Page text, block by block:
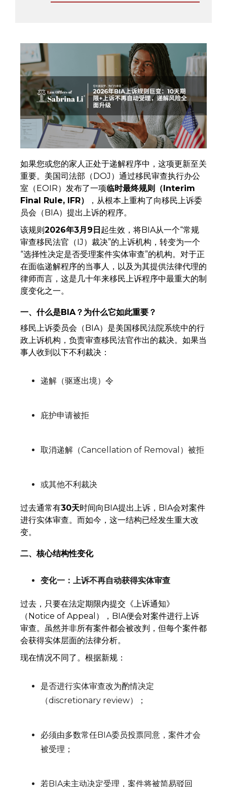
如果您或您的家人正处于递解程序中，这项更新至关
重要。美国司法部（DOJ）通过移民审查执行办公
室（EOIR）发布了一项临时最终规则（Interim
Final Rule, IFR）
，从根本上重构了向移民上诉委
员会（BIA）提出上诉的程序。
该规则2026年3月9日起生效，将BIA从一个“常规
审查移民法官（IJ）裁决”的上诉机构，转变为一个
“选择性决定是否受理案件实体审查”的机构。对于正
在面临递解程序的当事人，以及为其提供法律代理的
律师而言，这是几十年来移民上诉程序中最重大的制
度变化之一。
一、什么是BIA？为什么它如此重要？
移民上诉委员会（BIA）是美国移民法院系统中的行
政上诉机构，负责审查移民法官作出的裁决。如果当
事人收到以下不利裁决：
递解（驱逐出境）令
庇护申请被拒
取消递解（Cancellation of Removal）被拒
或其他不利裁决
过去通常有30天时间向BIA提出上诉，BIA会对案件
进行实体审查。而如今，这一结构已经发生重大改
变。
二、核心结构性变化
变化一：上诉不再自动获得实体审查
过去，只要在法定期限内提交《上诉通知》
（Notice of Appeal），BIA便会对案件进行上诉
审查。虽然并非所有案件都会被改判，但每个案件都
会获得实体层面的法律分析。
现在情况不同了。根据新规：
是否进行实体审查改为酌情决定
（discretionary review）；
必须由多数常任BIA委员投票同意，案件才会
被受理；
若BIA未主动决定受理，案件将被简易驳回